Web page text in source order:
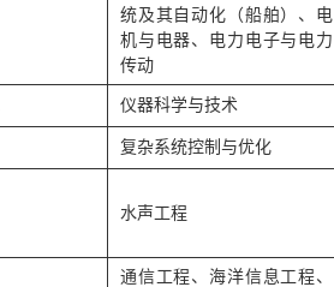
统及其自动化（船舶）、电
机与电器、电力电子与电力
传动
仪器科学与技术
复杂系统控制与优化
水声工程
通信工程、海洋信息工程、